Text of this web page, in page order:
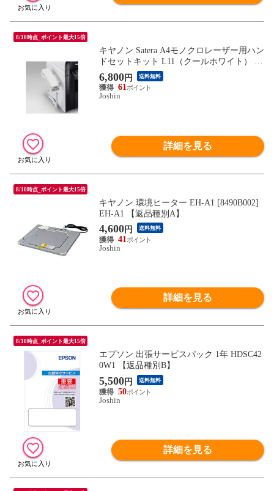
8/10時点_ポイント最大15倍
キヤノン Satera A4モノクロレーザー用ハン
ドセットキット L11（クールホワイト） H
SK-L11 【返品種別A】
6,800円 送料無料
61
Joshin
詳細を見る
8/10時点_ポイント最大15倍
キヤノン 環境ヒーター EH-A1 [8490B002]
EH-A1 【返品種別A】
4,600円 送料無料
41
Joshin
詳細を見る
8/10時点_ポイント最大15倍
エプソン 出張サービスパック 1年 HDSC42
0W1 【返品種別B】
5,500円 送料無料
50
Joshin
詳細を見る